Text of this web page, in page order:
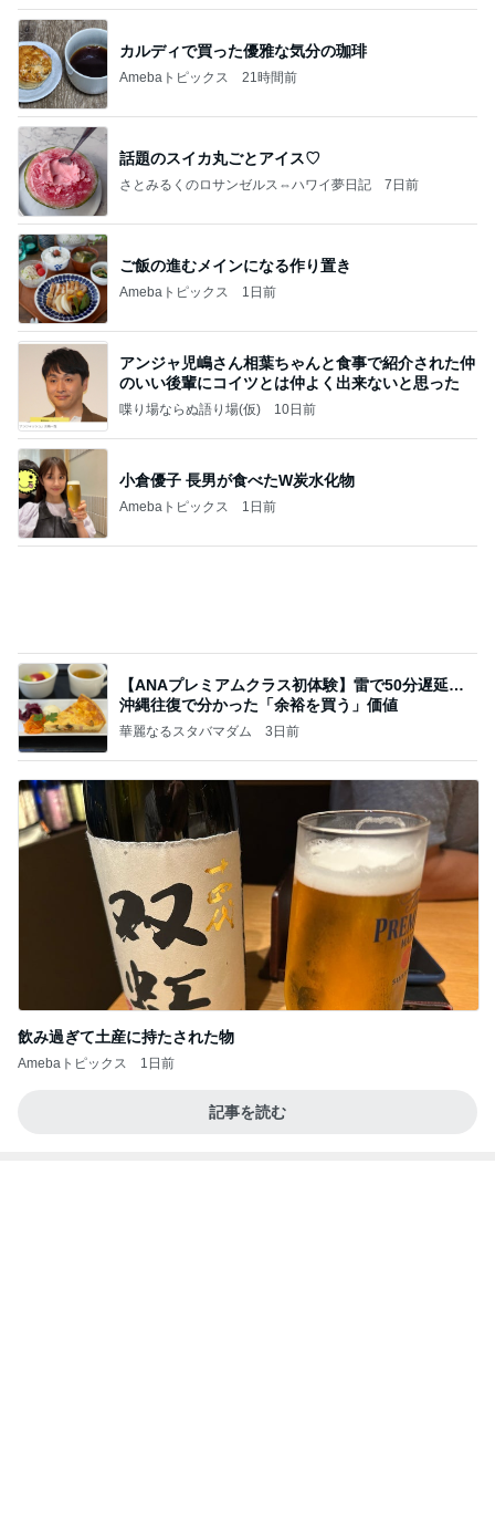
カルディで買った優雅な気分の珈琲
Amebaトピックス 21時間前
話題のスイカ丸ごとアイス♡
さとみるくのロサンゼルス⇔ハワイ夢日記 7日前
ご飯の進むメインになる作り置き
Amebaトピックス 1日前
アンジャ児嶋さん相葉ちゃんと食事で紹介された仲
のいい後輩にコイツとは仲よく出来ないと思った
喋り場ならぬ語り場(仮) 10日前
小倉優子 長男が食べたW炭水化物
Amebaトピックス 1日前
【ANAプレミアムクラス初体験】雷で50分遅延…
沖縄往復で分かった「余裕を買う」価値
華麗なるスタバマダム 3日前
飲み過ぎて土産に持たされた物
Amebaトピックス 1日前
記事を読む